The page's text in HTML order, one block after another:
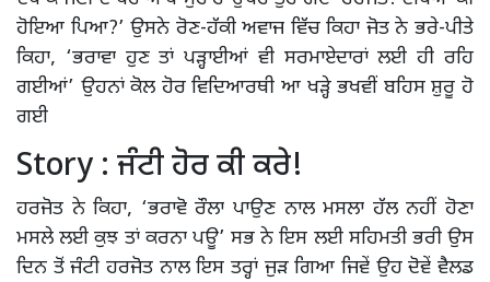
ਹੋਇਆ ਪਿਆ?’ ਉਸਨੇ ਰੋਣ-ਹੱਕੀ ਅਵਾਜ ਵਿੱਚ ਕਿਹਾ ਜੋਤ ਨੇ ਭਰੇ-ਪੀਤੇ
ਕਿਹਾ, ‘ਭਰਾਵਾ ਹੁਣ ਤਾਂ ਪੜ੍ਹਾਈਆਂ ਵੀ ਸਰਮਾਏਦਾਰਾਂ ਲਈ ਹੀ ਰਹਿ
ਗਈਆਂ’ ਉਹਨਾਂ ਕੋਲ ਹੋਰ ਵਿਦਿਆਰਥੀ ਆ ਖੜ੍ਹੇ ਭਖਵੀਂ ਬਹਿਸ ਸ਼ੁਰੂ ਹੋ
ਗਈ
Story : ਜੰਟੀ ਹੋਰ ਕੀ ਕਰੇ!
ਹਰਜੋਤ ਨੇ ਕਿਹਾ, ‘ਭਰਾਵੋ ਰੌਲਾ ਪਾਉਣ ਨਾਲ ਮਸਲਾ ਹੱਲ ਨਹੀਂ ਹੋਣਾ
ਮਸਲੇ ਲਈ ਕੁਝ ਤਾਂ ਕਰਨਾ ਪਊ’ ਸਭ ਨੇ ਇਸ ਲਈ ਸਹਿਮਤੀ ਭਰੀ ਉਸ
ਦਿਨ ਤੋਂ ਜੰਟੀ ਹਰਜੋਤ ਨਾਲ ਇਸ ਤਰ੍ਹਾਂ ਜੁੜ ਗਿਆ ਜਿਵੇਂ ਉਹ ਦੋਵੇਂ ਵੈਲਡ